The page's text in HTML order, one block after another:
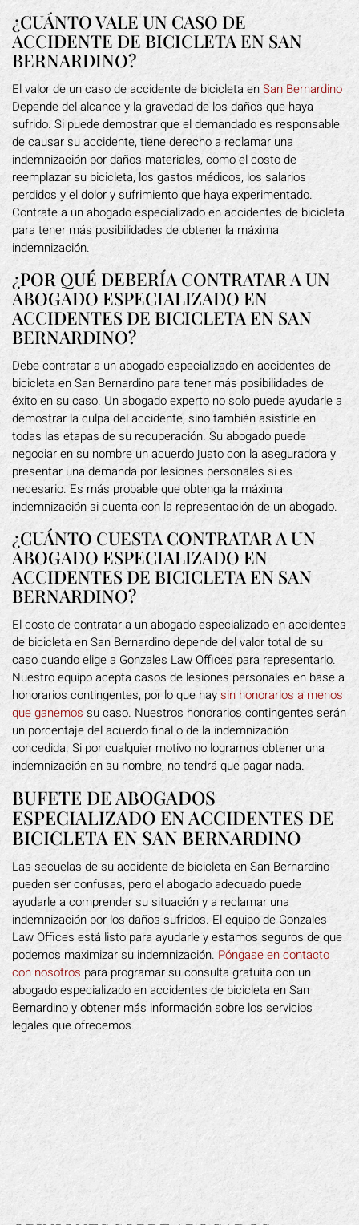
¿CUÁNTO VALE UN CASO DE
ACCIDENTE DE BICICLETA EN SAN
BERNARDINO?
El valor de un caso de accidente de bicicleta enSan Bernardino
Depende del alcance y la gravedad de los daños que haya
sufrido. Si puede demostrar que el demandado es responsable
de causar su accidente, tiene derecho a reclamar una
indemnización por daños materiales, como el costo de
reemplazar su bicicleta, los gastos médicos, los salarios
perdidos y el dolor y sufrimiento que haya experimentado.
Contrate a un abogado especializado en accidentes de bicicleta
para tener más posibilidades de obtener la máxima
indemnización.
¿POR QUÉ DEBERÍA CONTRATAR A UN
ABOGADO ESPECIALIZADO EN
ACCIDENTES DE BICICLETA EN SAN
BERNARDINO?
Debe contratar a un abogado especializado en accidentes de
bicicleta en San Bernardino para tener más posibilidades de
éxito en su caso. Un abogado experto no solo puede ayudarle a
demostrar la culpa del accidente, sino también asistirle en
todas las etapas de su recuperación. Su abogado puede
negociar en su nombre un acuerdo justo con la aseguradora y
presentar una demanda por lesiones personales si es
necesario. Es más probable que obtenga la máxima
indemnización si cuenta con la representación de un abogado.
¿CUÁNTO CUESTA CONTRATAR A UN
ABOGADO ESPECIALIZADO EN
ACCIDENTES DE BICICLETA EN SAN
BERNARDINO?
El costo de contratar a un abogado especializado en accidentes
de bicicleta en San Bernardino depende del valor total de su
caso cuando elige a Gonzales Law Offices para representarlo.
Nuestro equipo acepta casos de lesiones personales en base a
honorarios contingentes, por lo que haysin honorarios a menos
que ganemos su caso. Nuestros honorarios contingentes serán
un porcentaje del acuerdo final o de la indemnización
concedida. Si por cualquier motivo no logramos obtener una
indemnización en su nombre, no tendrá que pagar nada.
BUFETE DE ABOGADOS
ESPECIALIZADO EN ACCIDENTES DE
BICICLETA EN SAN BERNARDINO
Las secuelas de su accidente de bicicleta en San Bernardino
pueden ser confusas, pero el abogado adecuado puede
ayudarle a comprender su situación y a reclamar una
indemnización por los daños sufridos. El equipo de Gonzales
Law Offices está listo para ayudarle y estamos seguros de que
podemos maximizar su indemnización. Póngase en contacto
con nosotros para programar su consulta gratuita con un
abogado especializado en accidentes de bicicleta en San
Bernardino y obtener más información sobre los servicios
legales que ofrecemos.